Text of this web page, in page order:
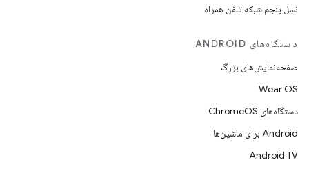
نسل پنجم شبکه تلفن همراه
دستگاه‌های ANDROID
صفحه‌نمایش‌های بزرگ
Wear OS
دستگاه‌های ChromeOS
Android برای ماشین‌ها
Android TV